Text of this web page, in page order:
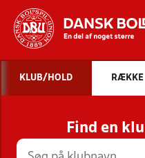
STILLINGER,
KLUB/HOLD RÆKKE
Find en